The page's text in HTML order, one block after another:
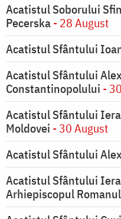
Acatistul Soborului
Pecerska- 28 August
Acatistul Sfântului
Acatistul Sfântului
Constantinopolului -
Acatistul Sfântului
Moldovei - 30 August
Acatistul Sfântului
Acatistul Sfântului
Arhiepiscopul